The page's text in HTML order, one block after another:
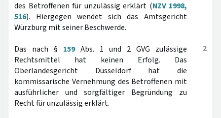
des Betroffenen für unzulässig erklärt (NZV 1998,
516). Hiergegen wendet sich das Amtsgericht
Würzburg mit seiner Beschwerde.
2
Das nach § 159Abs. 1 und 2 GVG zulässige
Rechtsmittel hat keinen Erfolg. Das
Oberlandesgericht Düsseldorf hat die
kommissarische Vernehmung des Betroffenen mit
ausführlicher und sorgfältiger Begründung zu
Recht für unzulässig erklärt.